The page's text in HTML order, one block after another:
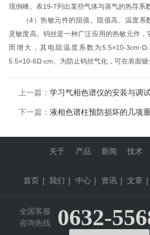
现倒峰。表19-7列出某些气体与蒸气的热导系数
（4）热敏元件的阻值。阻值高、温度系
灵敏度高。钨丝是一种广泛应用的热敏元件，
而增大，其电阻温度系数为5.5×10-
5.5×10-6Ω·cm。为防止钨丝气化，可在表面镀
上一篇： 学习气相色谱仪的安装与调
下一篇： 液相色谱柱预防损坏的几项
首页
关于
我们
产品
中心
新闻
资讯
技术
文章
全国客服
咨询热线
0632-